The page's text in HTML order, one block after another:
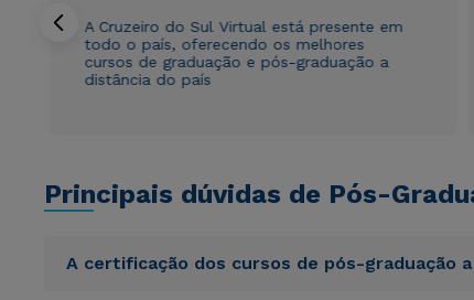
A Cruzeiro do Sul Virtual está presente em
todo o país, oferecendo os melhores
cursos de graduação e pós-graduação a
distância do país
Principais dúvidas de Pós-
A certificação dos cursos de pós-graduação